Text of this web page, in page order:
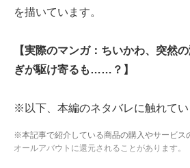
を描いています。
【実際のマンガ：ちいかわ、突然
ぎが駆け寄るも……？】
※以下、本編のネタバレに触れてい
※本記事で紹介している商品の購入やサービス
オールアバウトに還元されることがあります。